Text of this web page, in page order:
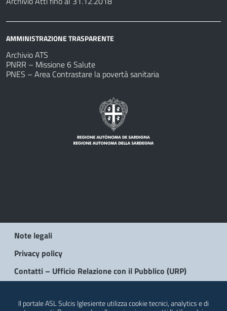
AMMINISTRAZIONE TRASPARENTE
Archivio ATS
PNRR – Missione 6 Salute
PNES – Area Contrastare la povertà sanitaria
Note legali
Privacy policy
Contatti – Ufficio Relazione con il Pubblico (URP)
Il portale ASL Sulcis Iglesiente utilizza cookie tecnici, analytics e di